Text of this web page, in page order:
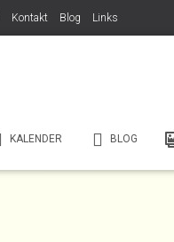
Kontakt Blog Links
KALENDER BLOG